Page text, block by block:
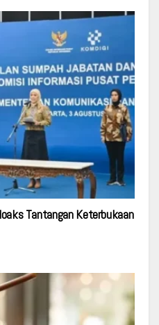
Tantangan Keterbukaan